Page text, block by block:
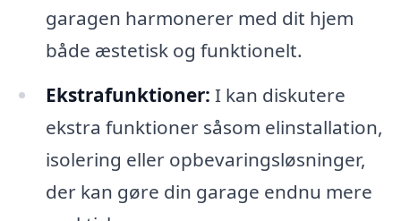
garagen harmonerer med dit hjem
både æstetisk og funktionelt.
Ekstrafunktioner: I kan diskutere
ekstra funktioner såsom elinstallation,
isolering eller opbevaringsløsninger,
der kan gøre din garage endnu mere